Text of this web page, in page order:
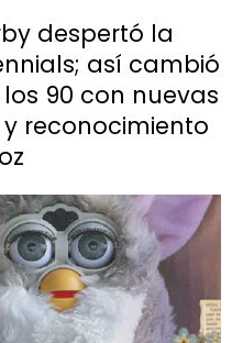
despertó la
así cambió
90 con nuevas
y reconocimiento